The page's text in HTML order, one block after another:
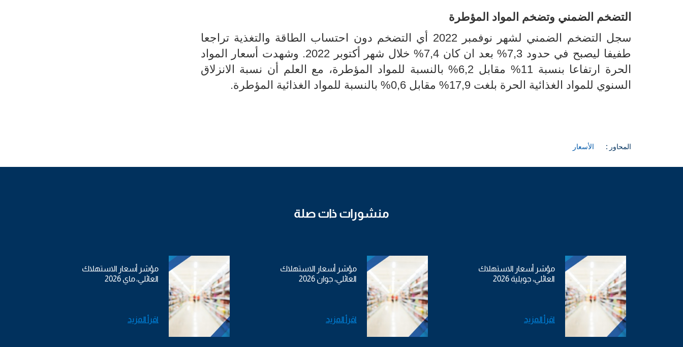
التضخم الضمني وتضخم المواد المؤطرة
سجل التضخم الضمني لشهر نوفمبر 2022 أي التضخم دون احتساب الطاقة والتغذية
تراجعا
طفيفا ليصبح في حدود 7,3
% بعد ان كان 4 ,7
% خلال شهر أكتوبر 2022 . وشهدت أسعار المواد
الحرة ارتفاعا بنسبة 11% مقابل 6,2% بالنسبة للمواد المؤطرة
، مع العلم أن نسبة الانزلاق
السنوي للمواد الغذائية الحرة بلغت 17,9% مقابل 0,6% بالنسبة للمواد الغذائية المؤطرة.
المحاور : الأسعار
منشورات ذات صلة
مؤشر أسعار الاستهلاك
العائلي، جويلية 2026
اقرأ المزيد
مؤشر أسعار الاستهلاك
العائلي، جوان 2026
اقرأ المزيد
مؤشر أسعار الاستهلاك
العائلي، ماي 2026
اقرأ المزيد